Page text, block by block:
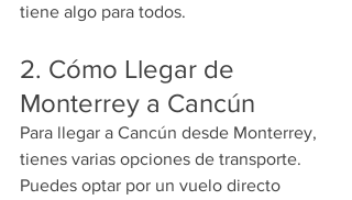
tiene algo para todos.
2. Cómo Llegar de
Monterrey a Cancún
Para llegar a Cancún desde Monterrey,
tienes varias opciones de transporte.
Puedes optar por un vuelo directo